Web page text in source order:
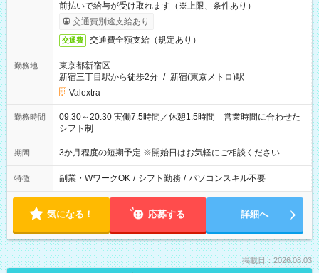
前払いで給与が受け取れます（※上限、条件あり）
交通費別途支給あり
交通費 交通費全額支給（規定あり）
勤務地
東京都新宿区
新宿三丁目駅から徒歩2分 / 新宿(東京メトロ)駅
Valextra
勤務時間
09:30～20:30 実働7.5時間／休憩1.5時間 営業時間に合わせた
シフト制
期間 3か月程度の短期予定 ※開始日はお気軽にご相談ください
特徴 副業・WワークOK / シフト勤務 / パソコンスキル不要
気になる！ 応募する 詳細へ
掲載日：2026.08.03